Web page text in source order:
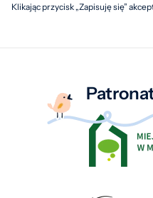
Klikając przycisk „Zapisuję się”